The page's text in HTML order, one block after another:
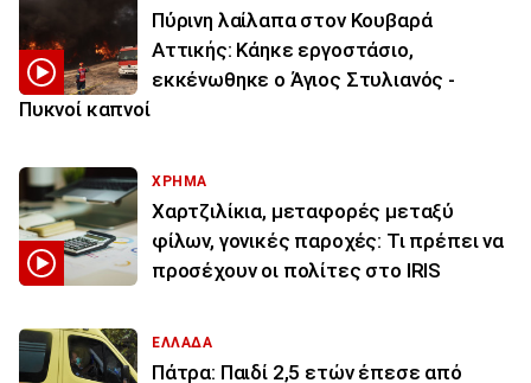
Πύρινη λαίλαπα στον Κουβαρά
Αττικής: Κάηκε εργοστάσιο,
εκκένωθηκε ο Άγιος Στυλιανός -
Πυκνοί καπνοί
ΧΡΗΜΑ
Χαρτζιλίκια, μεταφορές μεταξύ
φίλων, γονικές παροχές: Τι πρέπει να
προσέχουν οι πολίτες στο IRIS
ΕΛΛΑΔΑ
Πάτρα: Παιδί 2,5 ετών έπεσε από